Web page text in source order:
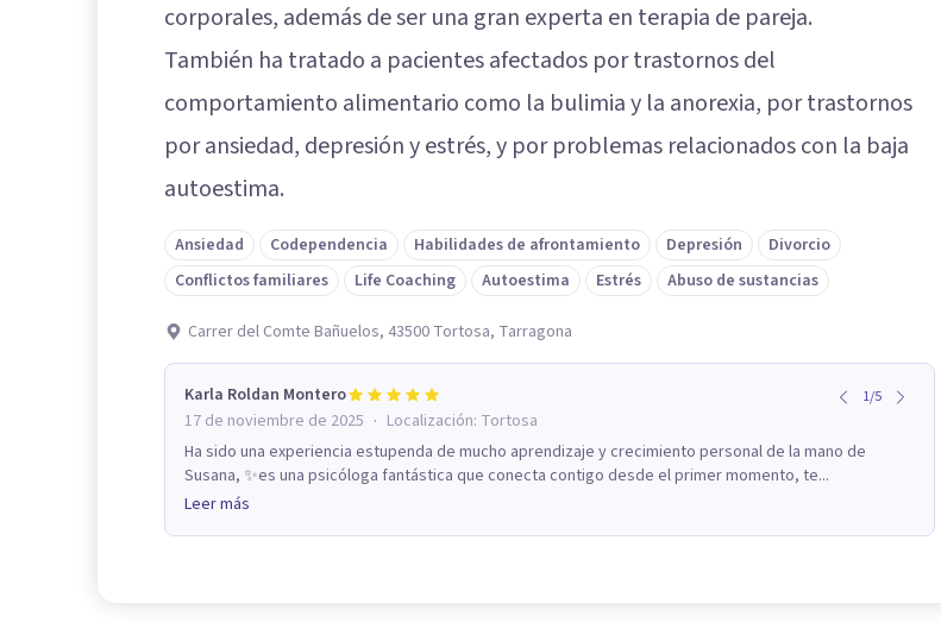
corporales, además de ser una gran experta en terapia de pareja.
También ha tratado a pacientes afectados por trastornos del
comportamiento alimentario como la bulimia y la anorexia, por trastornos
por ansiedad, depresión y estrés, y por problemas relacionados con la baja
autoestima.
Ansiedad Codependencia Habilidades de afrontamiento Depresión
Divorcio
Conflictos familiares
Life Coaching Autoestima Estrés Abuso de sustancias
Carrer del Comte Bañuelos, 43500 Tortosa, Tarragona
Karla Roldan Montero 1/5
17 de noviembre de 2025 · Localización: Tortosa
Ha sido una experiencia estupenda de mucho aprendizaje y crecimiento personal de la mano de
Susana, ✨es una psicóloga fantástica que conecta contigo desde el primer momento, te...
Leer más